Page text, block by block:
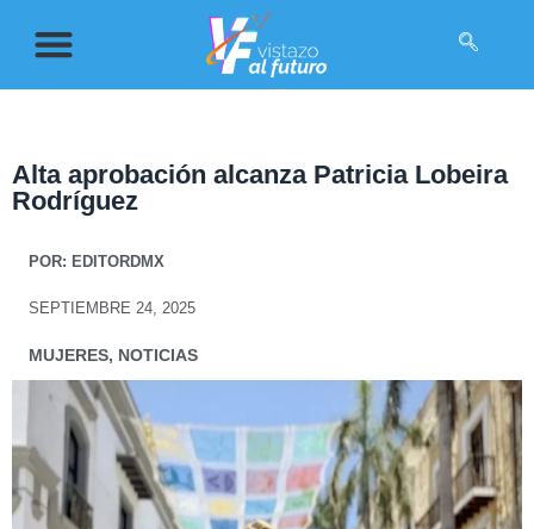
Alta aprobación alcanza Patricia Lobeira
Rodríguez
POR: EDITORDMX
SEPTIEMBRE 24, 2025
MUJERES, NOTICIAS